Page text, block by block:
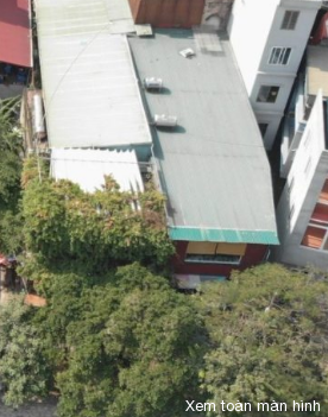
Xem toàn màn hình